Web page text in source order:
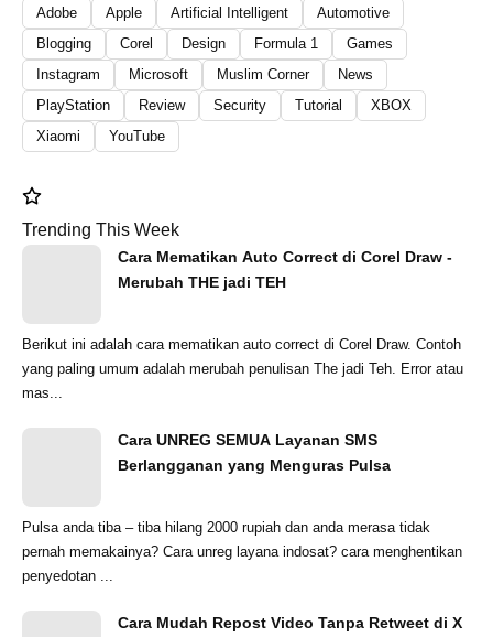
Adobe Apple Artificial Intelligent
Automotive
Blogging
Corel Design Formula 1
Games
Instagram
Microsoft Muslim Corner
News
PlayStation
Review Security Tutorial
XBOX
Xiaomi
YouTube
Trending This Week
Cara Mematikan Auto Correct di Corel Draw -
Merubah THE jadi TEH
Berikut ini adalah cara mematikan auto correct di Corel Draw. Contoh
yang paling umum adalah merubah penulisan The jadi Teh. Error atau
mas...
Cara UNREG SEMUA Layanan SMS
Berlangganan yang Menguras Pulsa
Pulsa anda tiba – tiba hilang 2000 rupiah dan anda merasa tidak
pernah memakainya? Cara unreg layana indosat? cara menghentikan
penyedotan ...
Cara Mudah Repost Video Tanpa Retweet di X